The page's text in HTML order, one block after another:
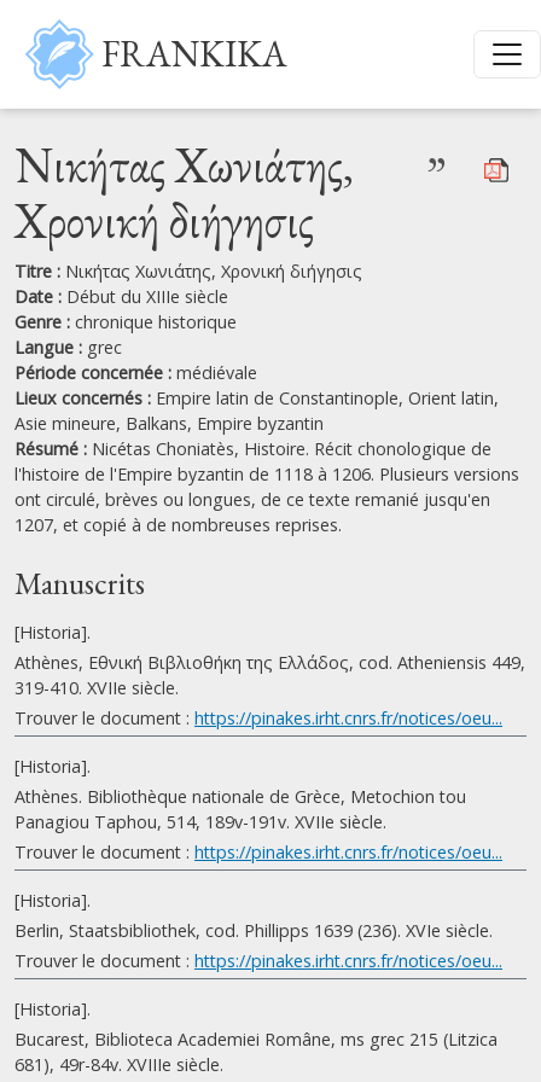
Aller au contenu principal
FRANKIKA
Νικήτας Χωνιάτης,
Χρονική διήγησις
”
Titre : Νικήτας Χωνιάτης, Χρονική διήγησις
Date : Début du ΧΙΙΙe siècle
Genre : chronique historique
Langue : grec
Période concernée : médiévale
Lieux concernés : Empire latin de Constantinople, Orient latin,
Asie mineure, Balkans, Empire byzantin
Résumé : Nicétas Choniatès, Histoire. Récit chonologique de
l'histoire de l'Empire byzantin de 1118 à 1206. Plusieurs versions
ont circulé, brèves ou longues, de ce texte remanié jusqu'en
1207, et copié à de nombreuses reprises.
Manuscrits
[Historia].
Athènes, Εθνική Βιβλιοθήκη της Ελλάδος, cod. Atheniensis 449,
319-410. XVIIe siècle.
Trouver le document : https://pinakes.irht.cnrs.fr/notices/oeu...
[Historia].
Athènes. Bibliothèque nationale de Grèce, Metochion tou
Panagiou Taphou, 514, 189v-191v. XVIIe siècle.
Trouver le document : https://pinakes.irht.cnrs.fr/notices/oeu...
[Historia].
Berlin, Staatsbibliothek, cod. Phillipps 1639 (236). XVIe siècle.
Trouver le document : https://pinakes.irht.cnrs.fr/notices/oeu...
[Historia].
Bucarest, Biblioteca Academiei Române, ms grec 215 (Litzica
681), 49r-84v. XVIIIe siècle.